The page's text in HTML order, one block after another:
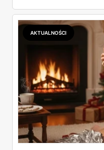
gazetce Rossmanna
sprawdzone kosmetyki
skutecznie ochronią
skutkami mroźnej aury.
AKTUALNOŚCI